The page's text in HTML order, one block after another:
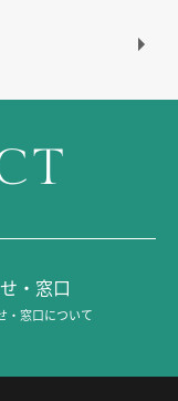
・窓口
・窓口について